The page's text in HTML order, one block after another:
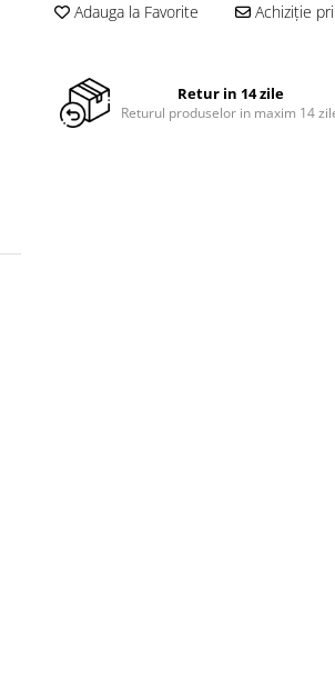
Adauga la Favorite Achiziție
Retur in 14 zile
Returul produselor in maxim 14